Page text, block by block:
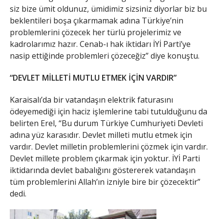
siz bize ümit oldunuz, ümidimiz sizsiniz diyorlar biz bu
beklentileri boşa çıkarmamak adına Türkiye’nin
problemlerini çözecek her türlü projelerimiz ve
kadrolarımız hazır. Cenab-ı hak iktidarı İYİ Parti’ye
nasip ettiğinde problemleri çözeceğiz” diye konuştu.
“DEVLET MİLLETİ MUTLU ETMEK İÇİN VARDIR”
Karaisalı’da bir vatandaşın elektrik faturasını
ödeyemediği için haciz işlemlerine tabi tutulduğunu da
belirten Erel, “Bu durum Türkiye Cumhuriyeti Devleti
adına yüz karasıdır. Devlet milleti mutlu etmek için
vardır. Devlet milletin problemlerini çözmek için vardır.
Devlet millete problem çıkarmak için yoktur. İYİ Parti
iktidarında devlet babalığını göstererek vatandaşın
tüm problemlerini Allah’ın izniyle bire bir çözecektir”
dedi.